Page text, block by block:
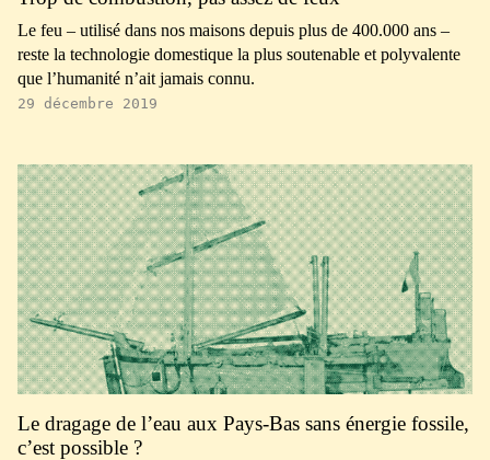
Le feu – utilisé dans nos maisons depuis plus de 400.000 ans –
reste la technologie domestique la plus soutenable et polyvalente
que l’humanité n’ait jamais connu.
29 décembre 2019
Le dragage de l’eau aux Pays-Bas sans énergie fossile,
c’est possible ?